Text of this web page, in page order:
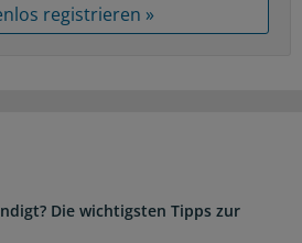
registrieren »
Die wichtigsten Tipps zur